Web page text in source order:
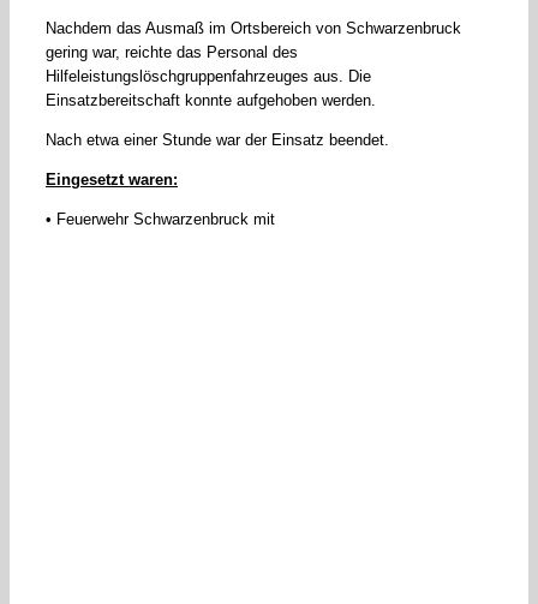
Nachdem das Ausmaß im Ortsbereich von Schwarzenbruck
gering war, reichte das Personal des
Hilfeleistungslöschgruppenfahrzeuges aus. Die
Einsatzbereitschaft konnte aufgehoben werden.
Nach etwa einer Stunde war der Einsatz beendet.
Eingesetzt waren:
• Feuerwehr Schwarzenbruck mit